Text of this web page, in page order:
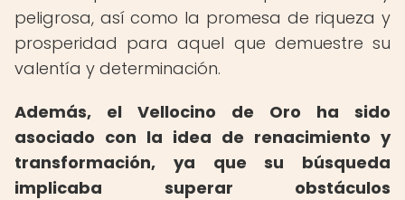
peligrosa, así como la promesa de riqueza y
prosperidad para aquel que demuestre su
valentía y determinación.
Además, el Vellocino de Oro ha sido
asociado con la idea de renacimiento y
transformación, ya que su búsqueda
implicaba superar obstáculos